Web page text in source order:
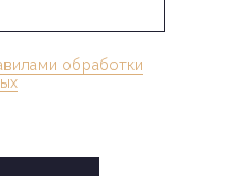
обработки